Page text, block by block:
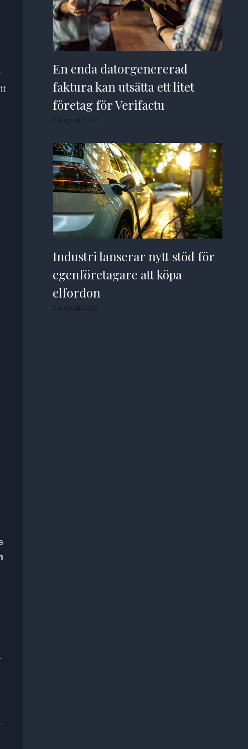
En enda datorgenererad
faktura kan utsätta ett litet
företag för Verifactu
7 augusti 2026
Industri lanserar nytt stöd för
egenföretagare att köpa
elfordon
7 augusti 2026